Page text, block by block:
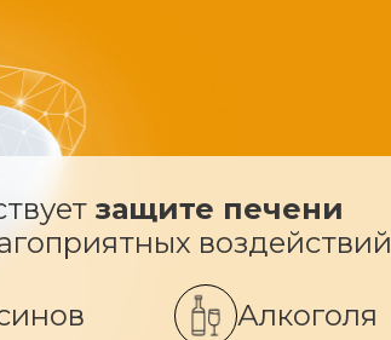
защите печени
воздействий
Алкоголя